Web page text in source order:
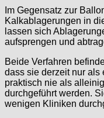
Im Gegensatz zur
Kalkablagerungen in
lassen sich
aufsprengen und
Beide Verfahren
dass sie derzeit nur als
praktisch nie als
durchgeführt werden.
wenigen Kliniken